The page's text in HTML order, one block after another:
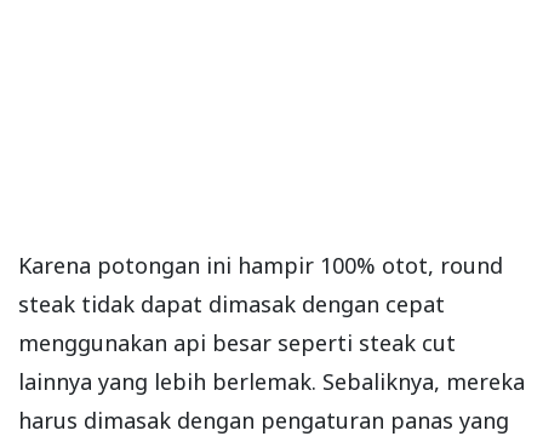
Karena potongan ini hampir 100% otot, round
steak tidak dapat dimasak dengan cepat
menggunakan api besar seperti steak cut
lainnya yang lebih berlemak. Sebaliknya, mereka
harus dimasak dengan pengaturan panas yang